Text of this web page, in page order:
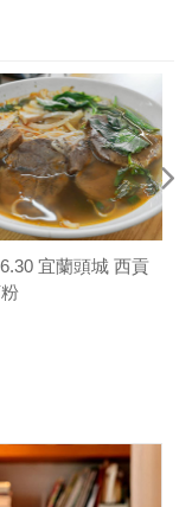
宜蘭頭城 西貢